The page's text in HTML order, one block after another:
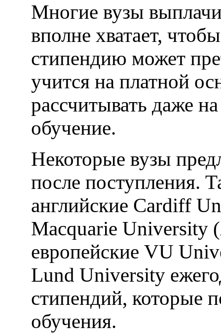
Многие вузы
вполне хватает,
стипендию может
учится на платной
рассчитывать даже
обучение.
Некоторые вузы
после поступления.
английские Cardiff
Macquarie University
европейские VU
Lund University
стипендий, которые
обучения.